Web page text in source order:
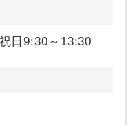
日9:30～13:30